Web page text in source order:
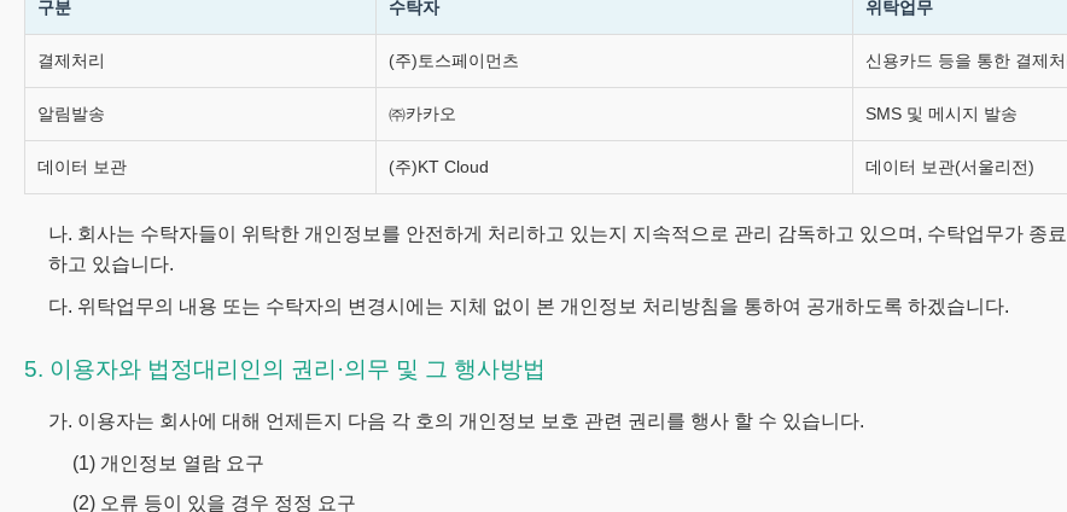
구분 수탁자 위탁업무
결제처리 (주)토스페이먼츠 신용카드 등을 통한 결제처
알림발송 ㈜카카오 SMS 및 메시지 발송
데이터 보관 (주)KT Cloud 데이터 보관(서울리전)
나. 회사는 수탁자들이 위탁한 개인정보를 안전하게 처리하고 있는지 지속적으로 관리 감독하고 있으며, 수탁업무가 종
하고 있습니다.
다. 위탁업무의 내용 또는 수탁자의 변경시에는 지체 없이 본 개인정보 처리방침을 통하여 공개하도록 하겠습니다.
5. 이용자와 법정대리인의 권리·의무 및 그 행사방법
가. 이용자는 회사에 대해 언제든지 다음 각 호의 개인정보 보호 관련 권리를 행사 할 수 있습니다.
(1) 개인정보 열람 요구
(2) 오류 등이 있을 경우 정정 요구